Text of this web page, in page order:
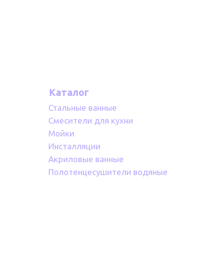
Каталог
Стальные ванные
Смесители для кухни
Мойки
Инсталляции
Акриловые ванные
Полотенцесушители водяные